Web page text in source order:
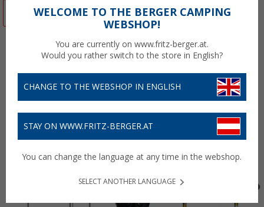
WELCOME TO THE BERGER CAMPING
WEBSHOP!
You are currently on www.fritz-berger.at.
Would you rather switch to the store in English?
CHANGE TO THE WEBSHOP IN ENGLISH
STAY ON WWW.FRITZ-BERGER.AT
You can change the language at any time in the webshop.
SELECT ANOTHER LANGUAGE